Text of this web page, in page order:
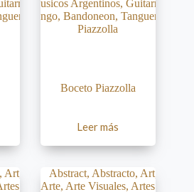
Boceto Piazzolla
Leer más